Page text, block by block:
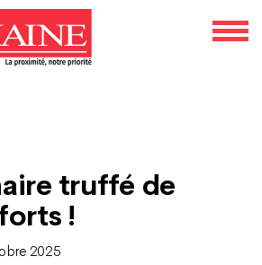
truffé de
!
2025